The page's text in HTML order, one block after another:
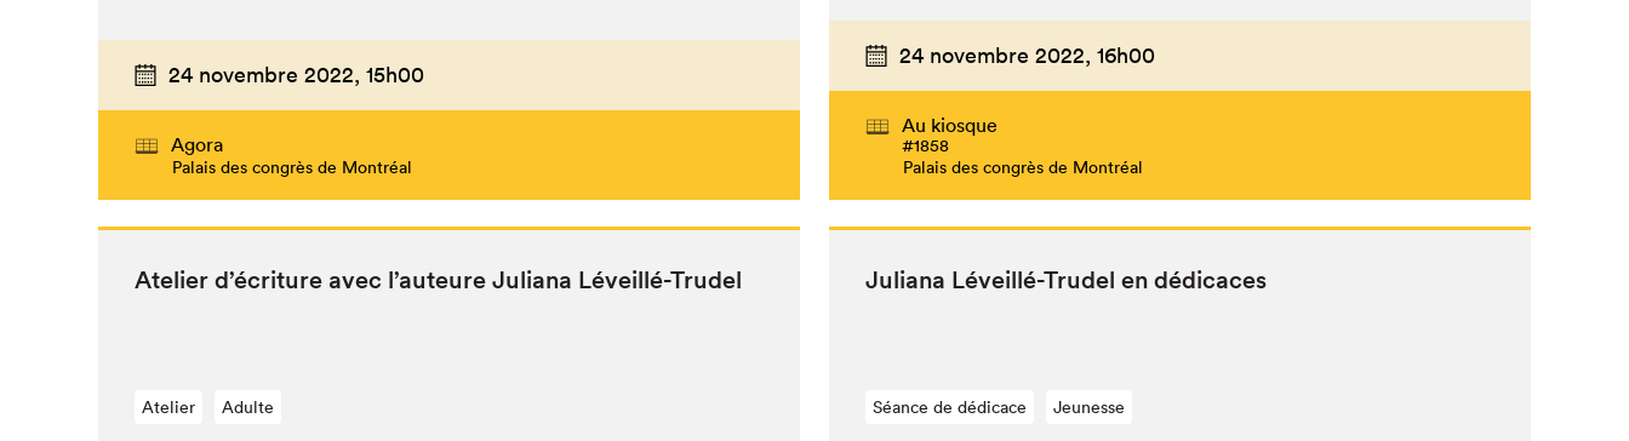
24 novembre 2022, 15h00
Agora
Palais des congrès de Montréal
24 novembre 2022, 16h00
Au kiosque
#1858
Palais des congrès de Montréal
Ate­lier d’écri­t­ure avec l’au­teure Juliana Léveillé-Trudel
Atelier Adulte
Juliana Léveil­lé-Trudel en dédicaces
Séance de dédicace Jeunesse